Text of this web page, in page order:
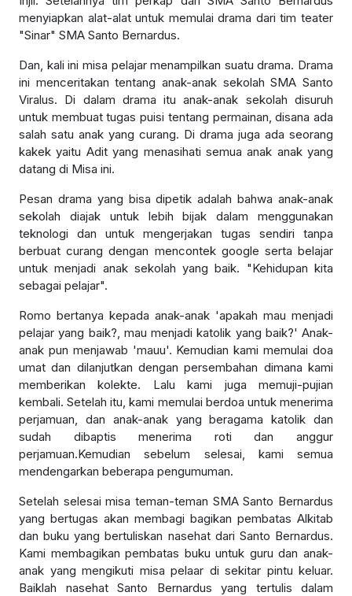
menyiapkan alat-alat untuk memulai drama dari tim teater
"Sinar" SMA Santo Bernardus.
Dan, kali ini misa pelajar menampilkan suatu drama. Drama
ini menceritakan tentang anak-anak sekolah SMA Santo
Viralus. Di dalam drama itu anak-anak sekolah disuruh
untuk membuat tugas puisi tentang permainan, disana ada
salah satu anak yang curang. Di drama juga ada seorang
kakek yaitu Adit yang menasihati semua anak anak yang
datang di Misa ini.
Pesan drama yang bisa dipetik adalah bahwa anak-anak
sekolah diajak untuk lebih bijak dalam menggunakan
teknologi dan untuk mengerjakan tugas sendiri tanpa
berbuat curang dengan mencontek google serta belajar
untuk menjadi anak sekolah yang baik. "Kehidupan kita
sebagai pelajar".
Romo bertanya kepada anak-anak 'apakah mau menjadi
pelajar yang baik?, mau menjadi katolik yang baik?' Anak-
anak pun menjawab 'mauu'. Kemudian kami memulai doa
umat dan dilanjutkan dengan persembahan dimana kami
memberikan kolekte. Lalu kami juga memuji-pujian
kembali. Setelah itu, kami memulai berdoa untuk menerima
perjamuan, dan anak-anak yang beragama katolik dan
sudah dibaptis menerima roti dan anggur
perjamuan.Kemudian sebelum selesai, kami semua
mendengarkan beberapa pengumuman.
Setelah selesai misa teman-teman SMA Santo Bernardus
yang bertugas akan membagi bagikan pembatas Alkitab
dan buku yang bertuliskan nasehat dari Santo Bernardus.
Kami membagikan pembatas buku untuk guru dan anak-
anak yang mengikuti misa pelaar di sekitar pintu keluar.
Baiklah nasehat Santo Bernardus yang tertulis dalam